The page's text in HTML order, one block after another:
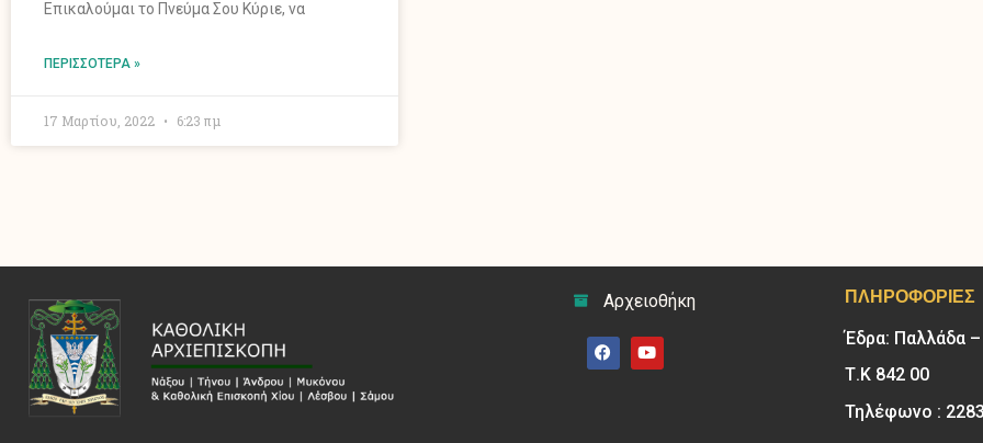
Επικαλούμαι το Πνεύμα Σου Κύριε, να
ΠΕΡΙΣΣΌΤΕΡΑ »
17 Μαρτίου, 2022 6:23 πμ
Αρχειοθήκη
ΠΛΗΡΟΦΟΡΊΕΣ
Έδρα: Παλλάδα
Τ.Κ 842 00
Τηλέφωνο :